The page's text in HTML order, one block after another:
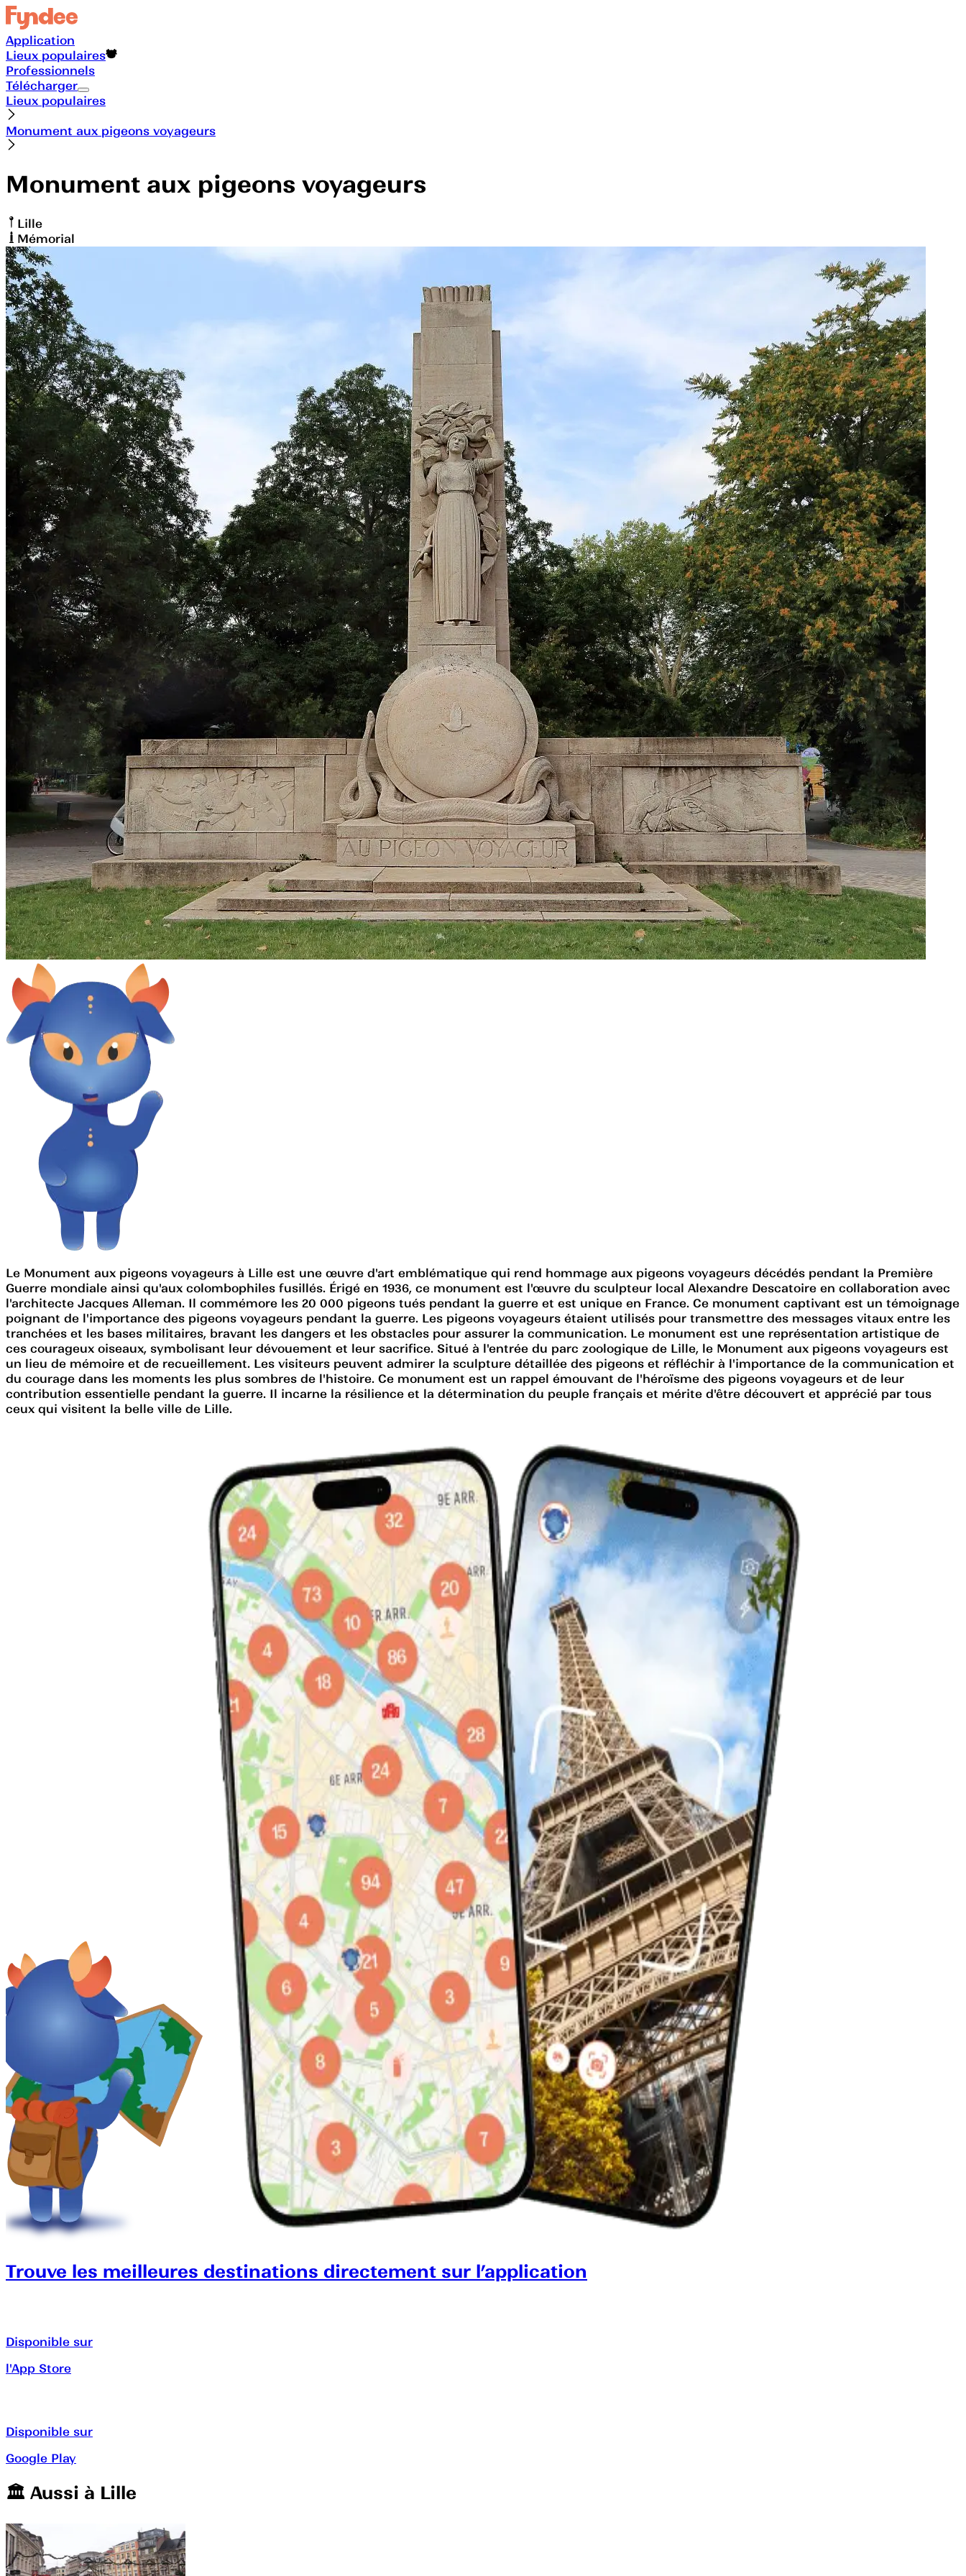
Application
Lieux populaires
Professionnels
Télécharger
Lieux populaires
Monument aux pigeons voyageurs
Monument aux pigeons voyageurs
Lille
Mémorial
Le Monument aux pigeons voyageurs à Lille est une œuvre d'art emblématique qui rend hommage aux pigeons voyageurs décédés pendant la Première
Guerre mondiale ainsi qu'aux colombophiles fusillés. Érigé en 1936, ce monument est l'œuvre du sculpteur local Alexandre Descatoire en collaboration avec
l'architecte Jacques Alleman. Il commémore les 20 000 pigeons tués pendant la guerre et est unique en France. Ce monument captivant est un témoignage
poignant de l'importance des pigeons voyageurs pendant la guerre. Les pigeons voyageurs étaient utilisés pour transmettre des messages vitaux entre les
tranchées et les bases militaires, bravant les dangers et les obstacles pour assurer la communication. Le monument est une représentation artistique de
ces courageux oiseaux, symbolisant leur dévouement et leur sacrifice. Situé à l'entrée du parc zoologique de Lille, le Monument aux pigeons voyageurs est
un lieu de mémoire et de recueillement. Les visiteurs peuvent admirer la sculpture détaillée des pigeons et réfléchir à l'importance de la communication et
du courage dans les moments les plus sombres de l'histoire. Ce monument est un rappel émouvant de l'héroïsme des pigeons voyageurs et de leur
contribution essentielle pendant la guerre. Il incarne la résilience et la détermination du peuple français et mérite d'être découvert et apprécié par tous
ceux qui visitent la belle ville de Lille.
Trouve les meilleures destinations directement sur l’application
Disponible sur
l'App Store
Disponible sur
Google Play
🏛️️ Aussi à Lille